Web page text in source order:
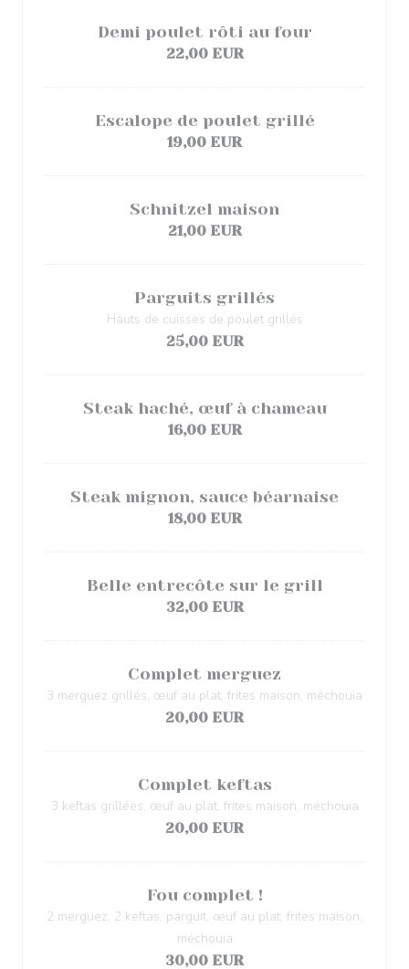
Demi poulet rôti au four
22,00 EUR
Escalope de poulet grillé
19,00 EUR
Schnitzel maison
21,00 EUR
Parguits grillés
Hauts de cuisses de poulet grillés
25,00 EUR
Steak haché, œuf à chameau
16,00 EUR
Steak mignon, sauce béarnaise
18,00 EUR
Belle entrecôte sur le grill
32,00 EUR
Complet merguez
3 merguez grillés, œuf au plat, frites maison, méchouia
20,00 EUR
Complet keftas
3 keftas grillées, œuf au plat, frites maison, méchouia
20,00 EUR
Fou complet !
2 merguez, 2 keftas, parguit, œuf au plat, frites maison,
méchouia
30,00 EUR